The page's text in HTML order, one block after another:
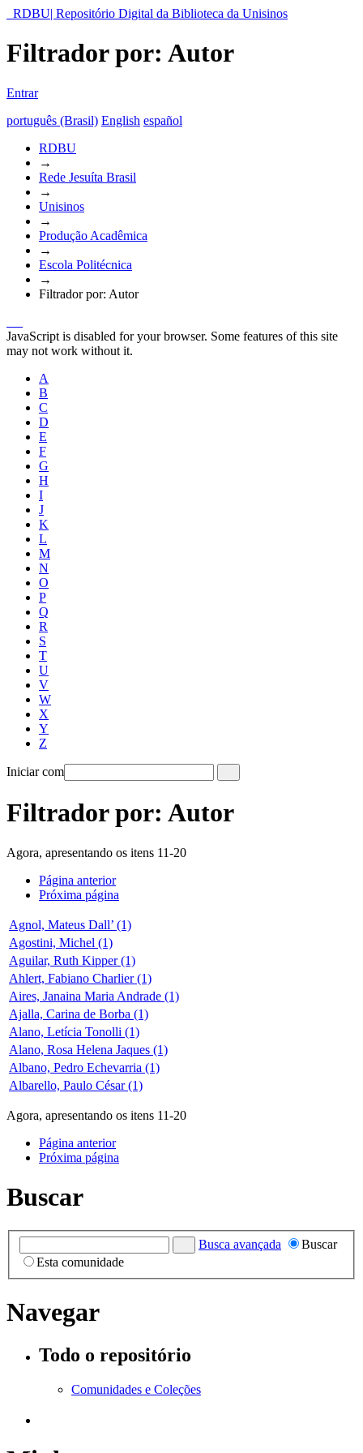
RDBU| Repositório Digital da Biblioteca da Unisinos
Filtrador por: Autor
Entrar
português (Brasil) English español
RDBU
→
Rede Jesuíta Brasil
→
Unisinos
→
Produção Acadêmica
→
Escola Politécnica
→
Filtrador por: Autor
JavaScript is disabled for your browser. Some features of this site
may not work without it.
A
B
C
D
E
F
G
H
I
J
K
L
M
N
O
P
Q
R
S
T
U
V
W
X
Y
Z
Iniciar com
Filtrador por: Autor
Agora, apresentando os itens 11-20
Página anterior
Próxima página
Agnol, Mateus Dall’ (1)
Agostini, Michel (1)
Aguilar, Ruth Kipper (1)
Ahlert, Fabiano Charlier (1)
Aires, Janaina Maria Andrade (1)
Ajalla, Carina de Borba (1)
Alano, Letícia Tonolli (1)
Alano, Rosa Helena Jaques (1)
Albano, Pedro Echevarria (1)
Albarello, Paulo César (1)
Agora, apresentando os itens 11-20
Página anterior
Próxima página
Buscar
Busca avançada
Buscar
Esta comunidade
Navegar
Todo o repositório
Comunidades e Coleções